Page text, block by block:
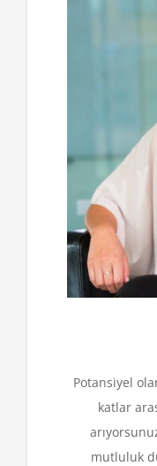
Potansiyel
katlar
mutluluk